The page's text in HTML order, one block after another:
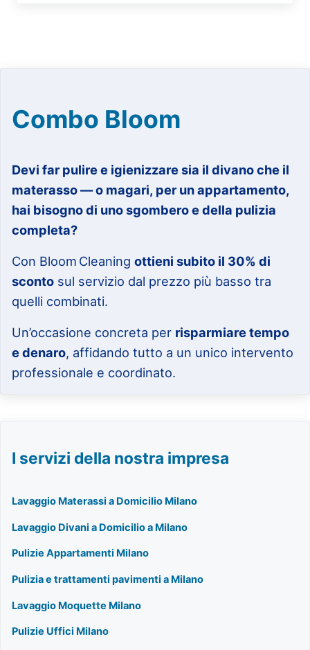
Combo Bloom
Devi far pulire e igienizzare sia il divano che il
materasso — o magari, per un appartamento,
hai bisogno di uno sgombero e della pulizia
completa?
Con Bloom Cleaningottieni subito il 30% di
sconto sul servizio dal prezzo più basso tra
quelli combinati.
Un’occasione concreta per risparmiare tempo
e denaro, affidando tutto a un unico intervento
professionale e coordinato.
I servizi della nostra impresa
Lavaggio Materassi a Domicilio Milano
Lavaggio Divani a Domicilio a Milano
Pulizie Appartamenti Milano
Pulizia e trattamenti pavimenti a Milano
Lavaggio Moquette Milano
Pulizie Uffici Milano